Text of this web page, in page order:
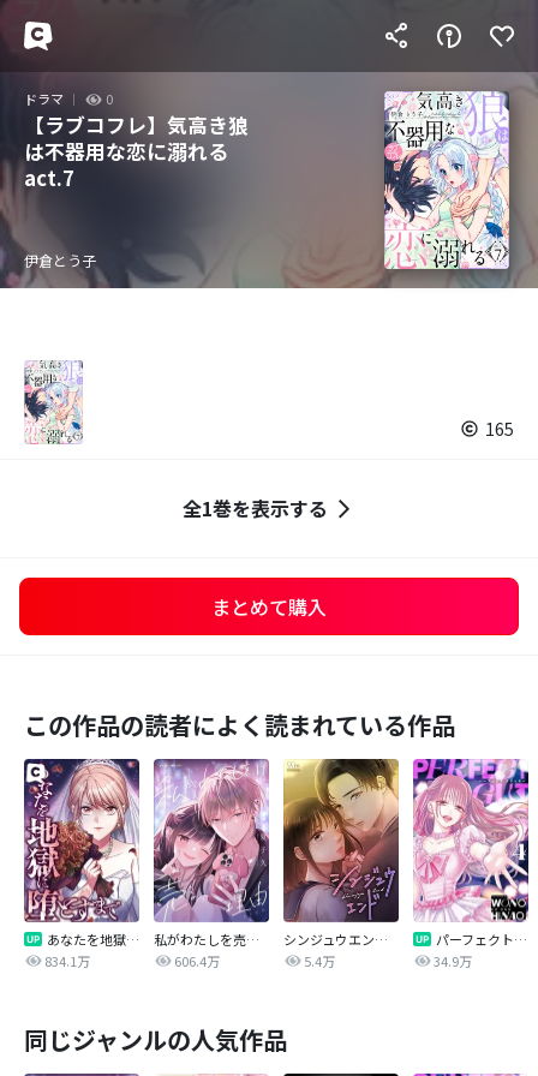
ドラマ 0
【ラブコフレ】気高き狼
は不器用な恋に溺れる
act.7
伊倉とう子
165
全1巻を表示する
まとめて購入
この作品の読者によく読まれている作品
あなたを地獄に堕とすまで
834.1万
私がわたしを売る理由
606.4万
シンジュウエンド【タテヨミ】
5.4万
パーフェクトグリッター
34.9万
同じジャンルの人気作品